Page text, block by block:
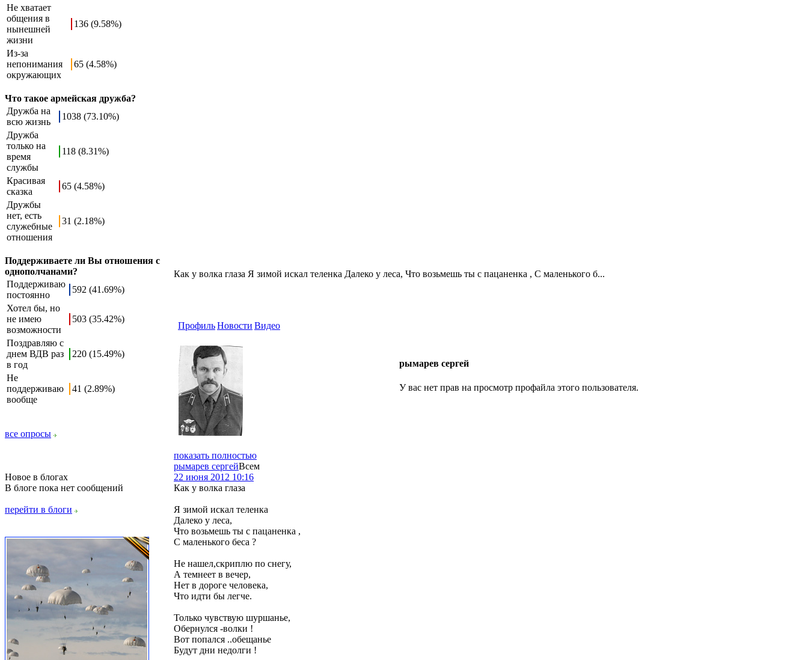
Не хватает
общения в
нынешней
жизни
136 (9.58%)
Из-за
непонимания
окружающих
65 (4.58%)
Что такое армейская дружба?
Дружба на
всю жизнь
1038 (73.10%)
Дружба
только на
время
службы
118 (8.31%)
Красивая
сказка
65 (4.58%)
Дружбы
нет, есть
служебные
отношения
31 (2.18%)
Поддерживаете ли Вы отношения с
однополчанами?
Поддерживаю
постоянно
592 (41.69%)
Хотел бы, но
не имею
возможности
503 (35.42%)
Поздравляю с
днем ВДВ раз
в год
220 (15.49%)
Не
поддерживаю
вообще
41 (2.89%)
все опросы
Новое в блогах
В блоге пока нет сообщений
перейти в блоги
Как у волка глаза Я зимой искал теленка Далеко у леса, Что возьмешь ты с пацаненка , С маленького б...
ПрофильНовости Видео
рымарев сергей
У вас нет прав на просмотр профайла этого пользователя.
показать полностью
рымарев сергейВсем
22 июня 2012 10:16
Как у волка глаза
Я зимой искал теленка
Далеко у леса,
Что возьмешь ты с пацаненка ,
С маленького беса ?
Не нашел,скриплю по снегу,
А темнеет в вечер,
Нет в дороге человека,
Что идти бы легче.
Только чувствую шуршанье,
Обернулся -волки !
Вот попался ..обещанье
Будут дни недолги !